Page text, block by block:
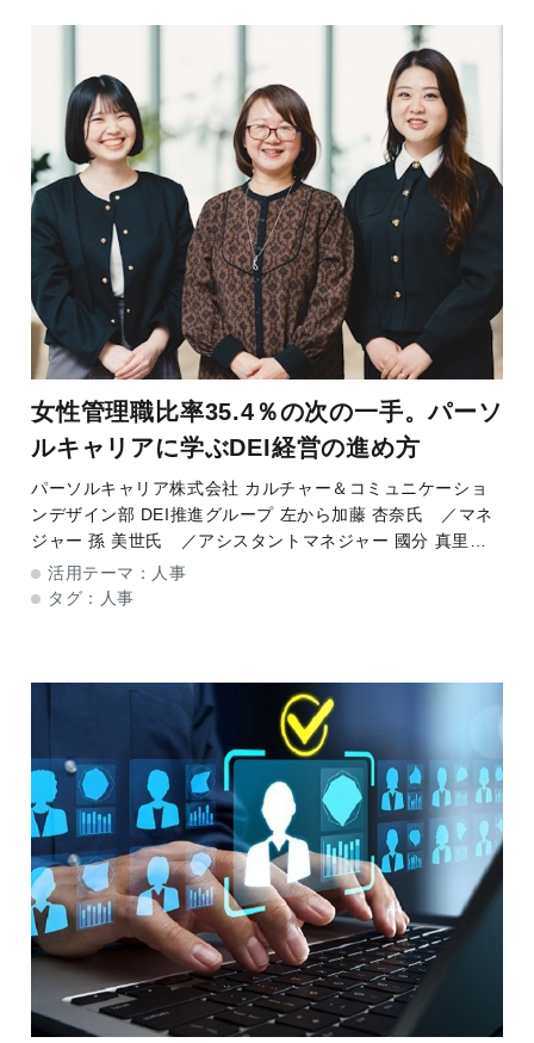
女性管理職比率35.4％の次の一手。パーソ
ルキャリアに学ぶDEI経営の進め方
パーソルキャリア株式会社 カルチャー＆コミュニケーショ
ンデザイン部 DEI推進グループ 左から加藤 杏奈氏 ／マネ
ジャー 孫 美世氏 ／アシスタントマネジャー 國分 真里奈
氏2026年4月1日施行の女性活躍推進法の改正をはじめ、国
は企業に女性活躍の一層の推進を
活用テーマ： 人事
タグ：
人事